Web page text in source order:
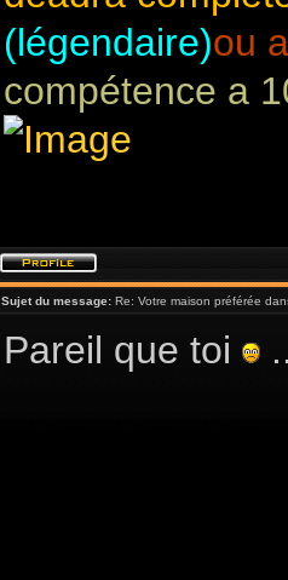
(légendaire)ou
compétence a
Sujet du message: Re: Votre maison préférée
Pareil que toi